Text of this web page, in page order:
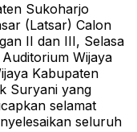
Sukoharjo
(Latsar) Calon
II dan III, Selasa
Wijaya
Kabupaten
Suryani yang
selamat
seluruh